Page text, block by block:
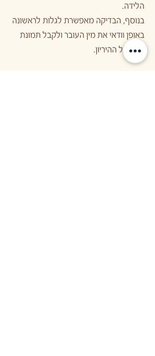
הלידה.
בנוסף, הבדיקה מאפשרת לגלות לראשונה
באופן וודאי את מין העובר ולקבל תמונת
מצב על ההיריון.